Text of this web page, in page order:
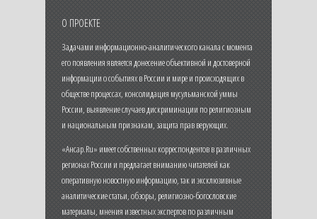
О ПРОЕКТЕ
Задачами информационно-аналитического канала с момента
его появления является донесение объективной и достоверной
информации о событиях в России и мире и происходящих в
обществе процессах, консолидация мусульманской уммы
России, выявление случаев дискриминации по религиозным
и национальным признакам, защита прав верующих.
«Ансар.Ru» имеет собственных корреспондентов в различных
регионах России и предлагает вниманию читателей как
оперативную новостную информацию, так и эксклюзивные
аналитические статьи, обзоры, религиозно-богословские
материалы, мнения известных экспертов по различным